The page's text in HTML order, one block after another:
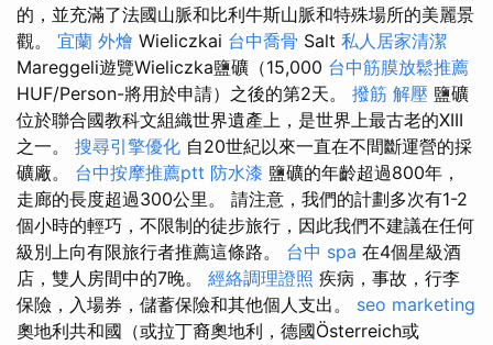
的，並充滿了法國山脈和比利牛斯山脈和特殊場所的美麗景
觀。 宜蘭 外燴 Wieliczkai 台中喬骨 Salt 私人居家清潔
Mareggeli遊覽Wieliczka鹽礦（15,000 台中筋膜放鬆推薦
HUF/Person-將用於申請）之後的第2天。 撥筋 解壓 鹽礦
位於聯合國教科文組織世界遺產上，是世界上最古老的XIII
之一。 搜尋引擎優化 自20世紀以來一直在不間斷運營的採
礦廠。 台中按摩推薦ptt 防水漆 鹽礦的年齡超過800年，
走廊的長度超過300公里。 請注意，我們的計劃多次有1-2
個小時的輕巧，不限制的徒步旅行，因此我們不建議在任何
級別上向有限旅行者推薦這條路。 台中 spa 在4個星級酒
店，雙人房間中的7晚。 經絡調理證照 疾病，事故，行李
保險，入場券，儲蓄保險和其他個人支出。 seo marketing
奧地利共和國（或拉丁裔奧地利，德國Österreich或